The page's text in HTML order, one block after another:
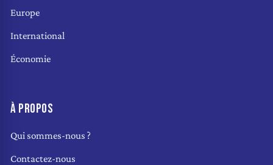
Europe
International
Économie
À PROPOS
Qui sommes-nous ?
Contactez-nous